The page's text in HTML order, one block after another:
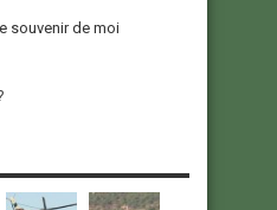
souvenir de moi